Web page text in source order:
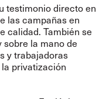
testimonio directo en
las campañas en
calidad. También se
la mano de
y trabajadoras
privatización